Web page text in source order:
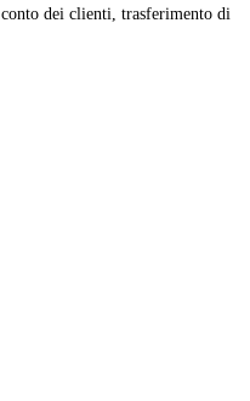
dei clienti, trasferimento di